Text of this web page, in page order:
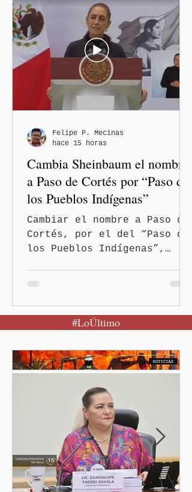
Sheinbaum Pardo, encabezó
desde la región Izta-Popo
el inicio de la Jornada
Nacional de Reforestación
2026, con la participación
simultánea de los gobiernos
estatales, comunidades,
pueblos originarios,
brigadistas y sociedad
civil de todo el país, y
anunció su pro
Cambia Sheinbaum el nombre
a Paso de Cortés por “Paso de
los Pueblos Indígenas”
Cambiar el nombre a Paso de
Cortés, por el del “Paso de
los Pueblos Indígenas”,
Jornada Nacional de
Reforestación desde la
Xalitzintla.
Felipe P. Mecinas
hace 15 horas
#LoÚltimo